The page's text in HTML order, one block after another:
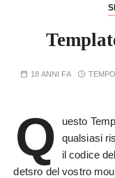
18 ANNI FA
Q
uesto
qualsiasi
il codice
detsro del vostro